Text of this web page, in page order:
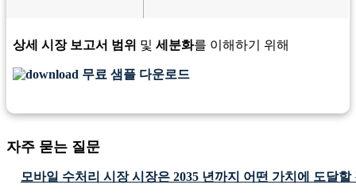
상세 시장 보고서 범위 및 세분화를 이해하기 위해
무료 샘플 다운로드
자주 묻는 질문
모바일 수처리 시장 시장은 2035 년까지 어떤 가치에 도달